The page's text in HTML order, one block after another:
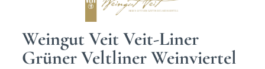
Weingut Veit Veit-Liner
Grüner Veltliner Weinviertel